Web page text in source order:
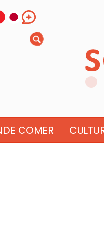
COMER